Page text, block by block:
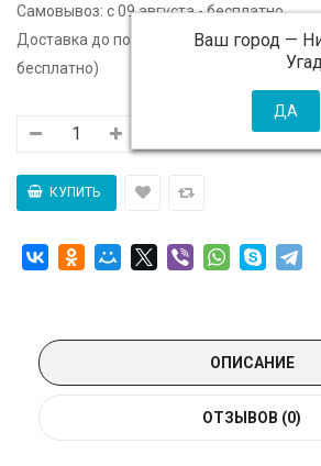
Ваш город —
Самовывоз: c 09 августа - бесплатно
Доставка до подъезда:
c 09 августа -
бесплатно)
ОПИСАНИЕ
ОТЗЫВОВ (0)